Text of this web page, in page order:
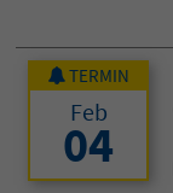
TERMIN
Feb
04